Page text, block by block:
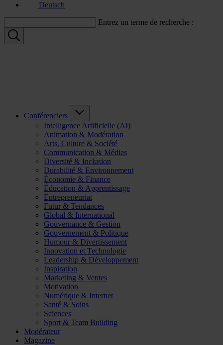
Deutsch
Entrez un terme de recherche :
Conférenciers
Intelligence Artificielle (AI)
Animation & Modération
Arts, Culture & Société
Communication & Médias
Diversité & Inclusion
Durabilité & Environnement
Économie & Finance
Éducation & Apprentissage
Entrepreneuriat
Futur & Tendances
Global & International
Gouvernance & Gestion
Gouvernement & Politique
Humour & Divertissement
Innovation et Technologie
Leadership & Développement
Inspiration
Marketing & Ventes
Motivation
Numérique & Internet
Santé & Soins
Sciences
Sport & Team Building
Modérateur
Magazine